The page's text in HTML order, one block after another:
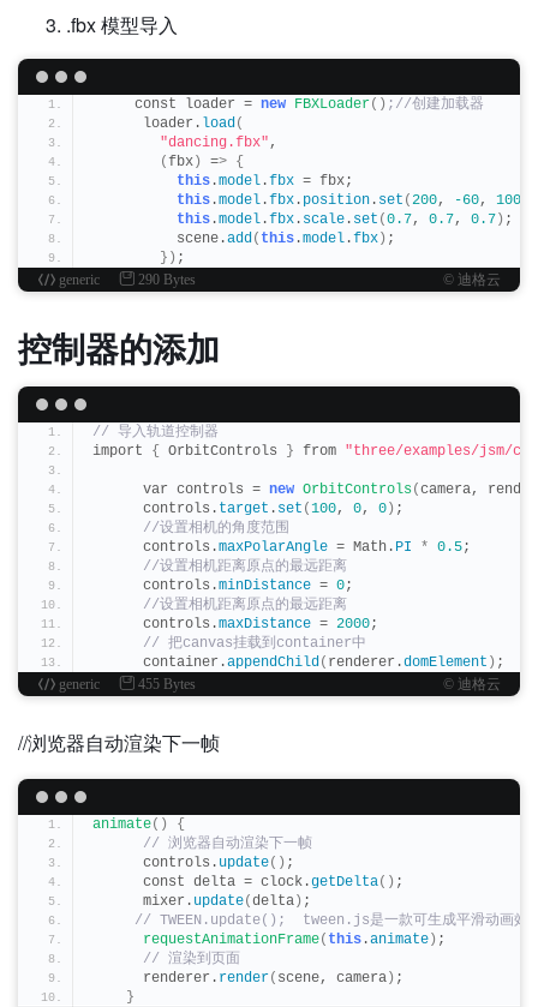
.fbx 模型导入
     const loader =
new FBXLoader() ;//创建加载器
      loader.
load(
"dancing.fbx" ,
(fbx) => {
this .model .fbx = fbx;
this .model .fbx . position . set (200, -60, 100
this .model .fbx . scale . set (0.7, 0.7, 0.7) ;
          scene.
add( this .model .fbx) ;
}) ;
generic
290 Bytes © 迪格云
控制器的添加
// 导入轨道控制器
import { OrbitControls } from "three/examples/jsm/
      var controls =
new OrbitControls(camera,
      controls.
target . set (100, 0, 0) ;
//设置相机的角度范围
      controls.
maxPolarAngle = Math. PI * 0.5;
//设置相机距离原点的最远距离
      controls.
minDistance = 0;
//设置相机距离原点的最远距离
      controls.
maxDistance = 2000;
// 把canvas挂载到container中
      container.
appendChild( renderer.domElement ) ;
generic
455 Bytes © 迪格云
//浏览器自动渲染下一帧
animate()
{
// 浏览器自动渲染下一帧
      controls.
update() ;
      const delta = clock.
getDelta() ;
      mixer.
update(delta) ;
// TWEEN.update();  tween.js是一款可生成平滑动画效
requestAnimationFrame( this .animate) ;
// 渲染到页面
      renderer.
render( scene, camera) ;
}